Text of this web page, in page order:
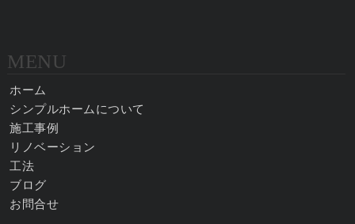
MENU
ホーム
シンプルホームについて
施工事例
リノベーション
工法
ブログ
お問合せ